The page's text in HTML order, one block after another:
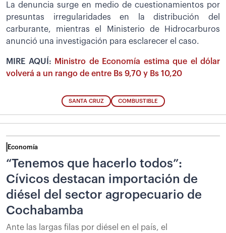
La denuncia surge en medio de cuestionamientos por
presuntas irregularidades en la distribución del
carburante, mientras el Ministerio de Hidrocarburos
anunció una investigación para esclarecer el caso.
MIRE AQUÍ:
Ministro de Economía estima que el dólar
volverá a un rango de entre Bs 9,70 y Bs 10,20
SANTA CRUZ COMBUSTIBLE
Economía
“Tenemos que hacerlo todos”:
Cívicos destacan importación de
diésel del sector agropecuario de
Cochabamba
Ante las largas filas por diésel en el país, el